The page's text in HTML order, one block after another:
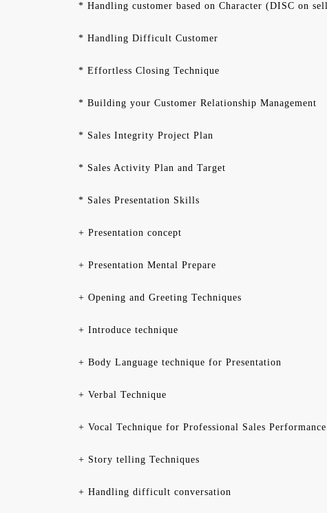
* Handling customer based on Character (DISC on
* Handling Difficult Customer
* Effortless Closing Technique
* Building your Customer Relationship Management
* Sales Integrity Project Plan
* Sales Activity Plan and Target
* Sales Presentation Skills
+ Presentation concept
+ Presentation Mental Prepare
+ Opening and Greeting Techniques
+ Introduce technique
+ Body Language technique for Presentation
+ Verbal Technique
+ Vocal Technique for Professional Sales Performance
+ Story telling Techniques
+ Handling difficult conversation